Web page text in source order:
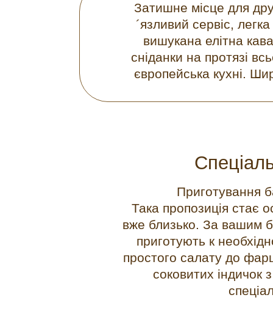
Затишне місце для
´язливий сервіс,
вишукана елітна
сніданки на протязі
європейська кухні.
Приготування
Така пропозиція стає
вже близько. За вашим
приготують к
простого салату до
соковитих індичок